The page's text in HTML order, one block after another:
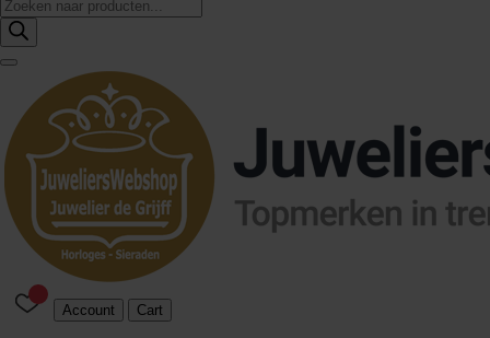
Producten
zoeken
Account Cart